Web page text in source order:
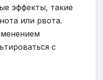
эффекты, такие
или рвота.
с